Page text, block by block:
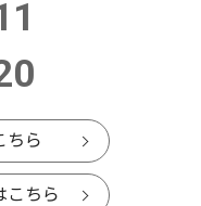
ちら
こちら